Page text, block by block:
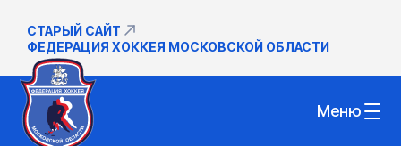
СТАРЫЙ САЙТ
ФЕДЕРАЦИЯ ХОККЕЯ МОСКОВСКОЙ ОБЛАСТИ
Меню